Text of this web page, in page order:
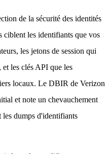
de la sécurité des identités
ciblent les identifiants que vos
les jetons de session qui
les clés API que les
locaux. Le DBIR de Verizon
et note un chevauchement
les dumps d'identifiants